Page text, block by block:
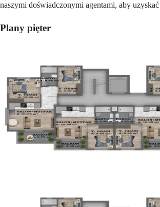
naszymi doświadczonymi agentami, aby
Plany pięter